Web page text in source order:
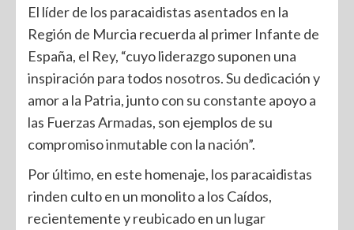
El líder de los paracaidistas asentados en la
Región de Murcia recuerda al primer Infante de
España, el Rey, “cuyo liderazgo suponen una
inspiración para todos nosotros. Su dedicación y
amor a la Patria, junto con su constante apoyo a
las Fuerzas Armadas, son ejemplos de su
compromiso inmutable con la nación”.
Por último, en este homenaje, los paracaidistas
rinden culto en un monolito a los Caídos,
recientemente y reubicado en un lugar